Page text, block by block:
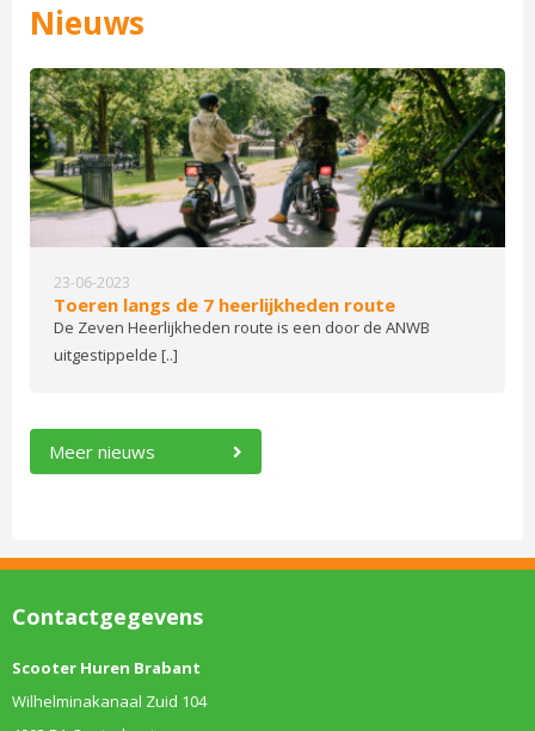
Nieuws
23-06-2023
Toeren langs de 7 heerlijkheden route
De Zeven Heerlijkheden route is een door de ANWB
uitgestippelde [..]
Meer nieuws
Contactgegevens
Scooter Huren Brabant
Wilhelminakanaal Zuid 104